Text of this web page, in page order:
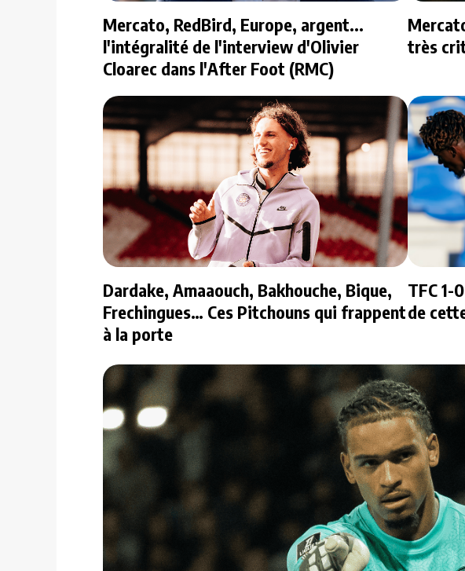
Mercato, RedBird, Europe, argent...
l'intégralité de l'interview d'Olivier
Cloarec dans l'After Foot (RMC)
très
Dardake, Amaaouch, Bakhouche, Bique,
Frechingues… Ces Pitchouns qui frappent
à la porte
TFC 1-
de